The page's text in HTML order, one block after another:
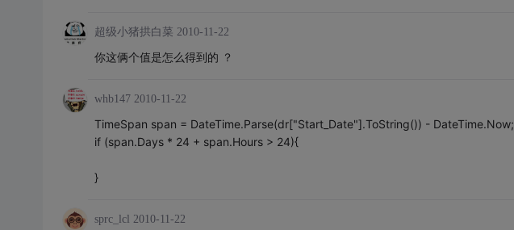
超级小猪拱白菜 2010-11-22
你这俩个值是怎么得到的 ？
whb147 2010-11-22
TimeSpan span = DateTime.Parse(dr["Start_Date"].ToString()) - DateTime.Now;
if (span.Days * 24 + span.Hours > 24){
}
sprc_lcl 2010-11-22